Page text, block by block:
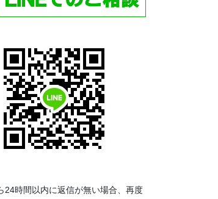
24時間以内に返信が無い場合、再度